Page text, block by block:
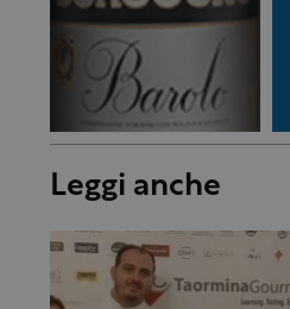
Leggi anche